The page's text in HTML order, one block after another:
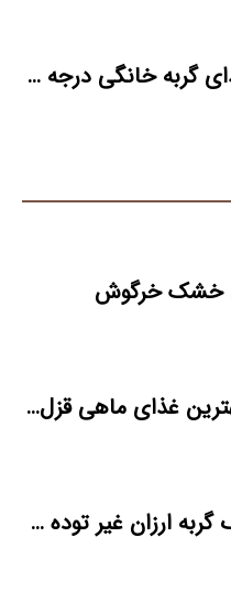
شرکت فروش غذای گربه خانگی درجه یک
خشک خرگوش
سفارش خرید بهترین غذای ماهی قزل آلا
قیمت خرید خاک گربه ارزان غیر توده شونده